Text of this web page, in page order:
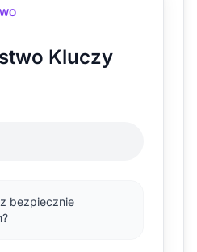
Kluczy
bezpiecznie